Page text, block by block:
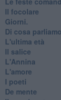
Il focolare
Giorni.
Di cosa
L'ultima età
Il salice
L'Annina
L'amore
I poeti
De mente